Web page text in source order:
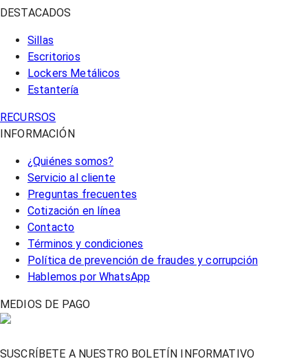
DESTACADOS
Sillas
Escritorios
Lockers Metálicos
Estantería
RECURSOS
INFORMACIÓN
¿Quiénes somos?
Servicio al cliente
Preguntas frecuentes
Cotización en línea
Contacto
Términos y condiciones
Política de prevención de fraudes y corrupción
Hablemos por WhatsApp
MEDIOS DE PAGO
SUSCRÍBETE A NUESTRO BOLETÍN INFORMATIVO